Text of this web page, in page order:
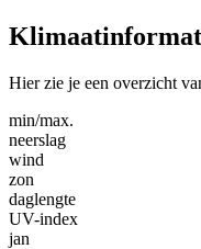
Hier zie je een overzicht
min/max.
neerslag
wind
zon
daglengte
UV-index
jan